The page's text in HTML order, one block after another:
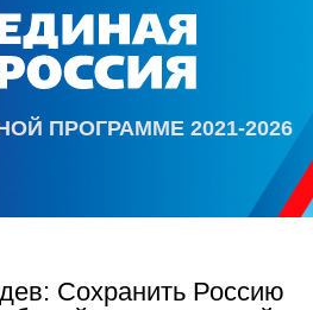
ПРОГРАММЕ 2021-2026
Сохранить Россию